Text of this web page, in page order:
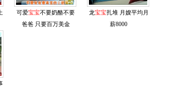
可爱宝宝不要奶酪不要
爸爸 只要百万美金
龙宝宝扎堆 月嫂平均月
薪8000